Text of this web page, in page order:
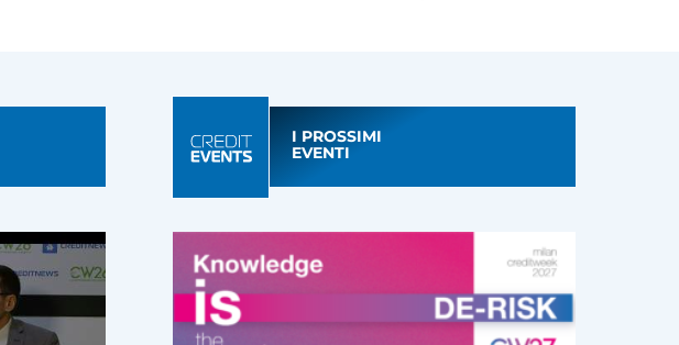
I PROSSIMI
EVENTI